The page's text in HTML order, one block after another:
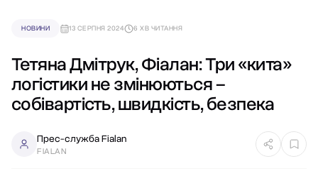
НОВИНИ 13 СЕРПНЯ 2024 6 ХВ ЧИТАННЯ
Тетяна Дмітрук, Фіалан: Три «кита»
логістики не змінюються –
собівартість, швидкість, безпека
Прес-служба Fialan
FIALAN